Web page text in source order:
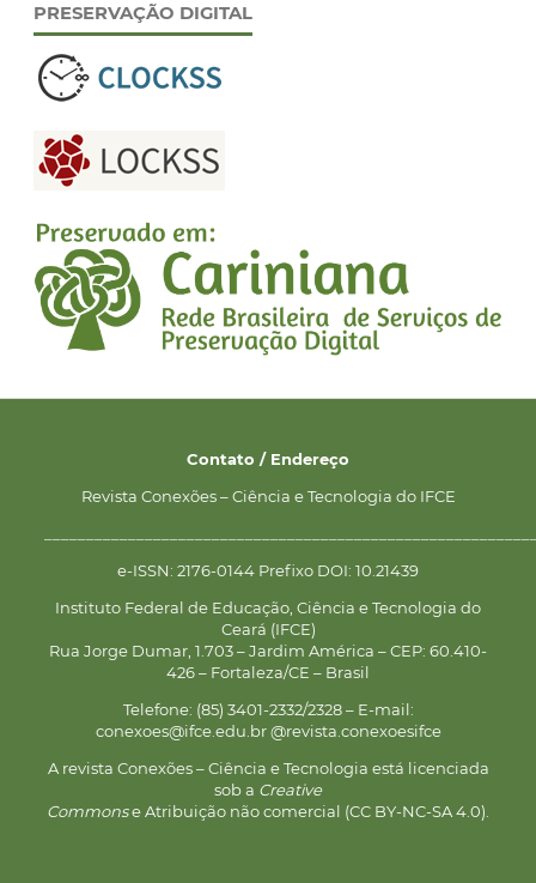
PRESERVAÇÃO DIGITAL
Contato / Endereço
Revista Conexões – Ciência e Tecnologia do IFCE
e-ISSN: 2176-0144 Prefixo DOI: 10.21439
Instituto Federal de Educação, Ciência e Tecnologia do
Ceará (IFCE)
Rua Jorge Dumar, 1.703 – Jardim América – CEP: 60.410-
426 – Fortaleza/CE – Brasil
Telefone: (85) 3401-2332/2328 – E-mail:
conexoes@ifce.edu.br @revista.conexoesifce
A revista Conexões – Ciência e Tecnologia está licenciada
sob a Creative
Commonse Atribuição não comercial (CC BY-NC-SA 4.0).